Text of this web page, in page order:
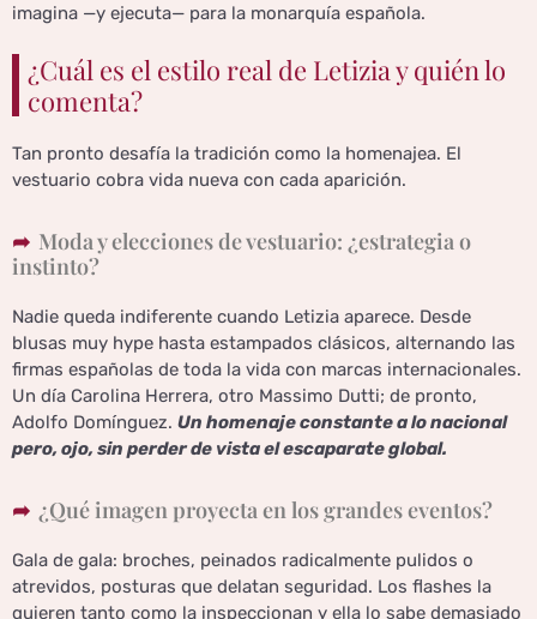
imagina —y ejecuta— para la monarquía española.
¿Cuál es el estilo real de Letizia y quién lo
comenta?
Tan pronto desafía la tradición como la homenajea. El
vestuario cobra vida nueva con cada aparición.
Moda y elecciones de vestuario: ¿estrategia o
instinto?
Nadie queda indiferente cuando Letizia aparece. Desde
blusas muy hype hasta estampados clásicos, alternando las
firmas españolas de toda la vida con marcas internacionales.
Un día Carolina Herrera, otro Massimo Dutti; de pronto,
Adolfo Domínguez. Un homenaje constante a lo nacional
pero, ojo, sin perder de vista el escaparate global.
¿Qué imagen proyecta en los grandes eventos?
Gala de gala: broches, peinados radicalmente pulidos o
atrevidos, posturas que delatan seguridad. Los flashes la
quieren tanto como la inspeccionan y ella lo sabe demasiado